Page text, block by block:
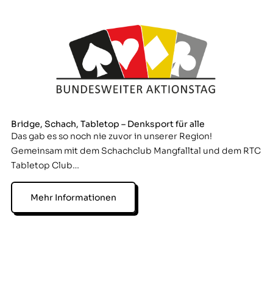
Bridge, Schach, Tabletop – Denksport für alle
Das gab es so noch nie zuvor in unserer Region!
Gemeinsam mit dem Schachclub Mangfalltal und dem RTC
Tabletop Club…
Mehr Informationen